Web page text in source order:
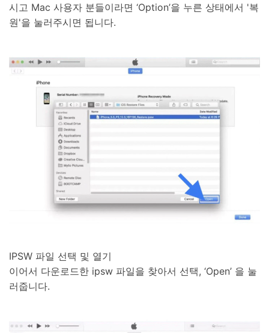
시고 Mac 사용자 분들이라면 ‘Option’을 누른 상태에서 '복
원'을 눌러주시면 됩니다.
IPSW 파일 선택 및 열기
이어서 다운로드한 ipsw 파일을 찾아서 선택, ‘Open’ 을 눌
러줍니다.